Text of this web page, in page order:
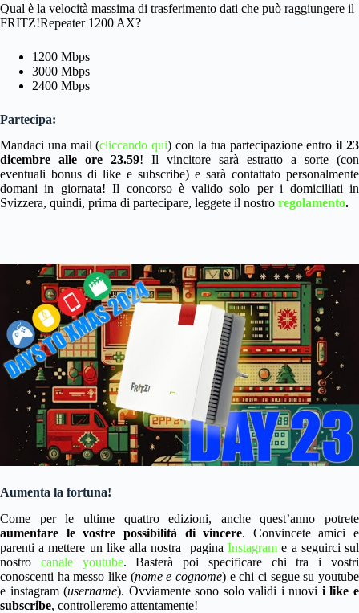
Qual è la velocità massima di trasferimento dati che può raggiungere il
FRITZ!Repeater 1200 AX?
1200 Mbps
3000 Mbps
2400 Mbps
Partecipa:
Mandaci una mail (cliccando qui) con la tua partecipazione entroil 23
dicembre alle ore 23.59! Il vincitore sarà estratto a sorte (con
eventuali bonus di like e subscribe) e sarà contattato personalmente
domani in giornata! Il concorso è valido solo per i domiciliati in
Svizzera, quindi, prima di partecipare, leggete il nostro regolamento.
Aumenta la fortuna!
Come per le ultime quattro edizioni, anche quest’anno potrete
aumentare le vostre possibilità di vincere. Convincete amici e
parenti a mettere un like alla nostra paginaInstagram e a seguirci sul
nostro canale youtube. Basterà poi specificare chi tra i vostri
conoscenti ha messo like (nome e cognome) e chi ci segue su youtube
e instagram (username). Ovviamente sono solo validi i nuovi i like e
subscribe, controlleremo attentamente!